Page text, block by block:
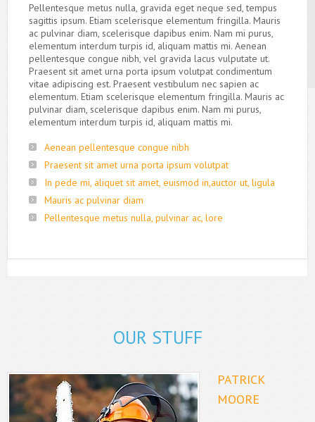
Pellentesque metus nulla, gravida eget neque sed, tempus
sagittis ipsum. Etiam scelerisque elementum fringilla. Mauris
ac pulvinar diam, scelerisque dapibus enim. Nam mi purus,
elementum interdum turpis id, aliquam mattis mi. Aenean
pellentesque congue nibh, vel gravida lacus vulputate ut.
Praesent sit amet urna porta ipsum volutpat condimentum
vitae adipiscing est. Praesent vestibulum nec sapien ac
elementum. Etiam scelerisque elementum fringilla. Mauris ac
pulvinar diam, scelerisque dapibus enim. Nam mi purus,
elementum interdum turpis id, aliquam mattis mi.
Aenean pellentesque congue nibh
Praesent sit amet urna porta ipsum volutpat
In pede mi, aliquet sit amet, euismod in,auctor ut, ligula
Mauris ac pulvinar diam
Pellentesque metus nulla, pulvinar ac, lore
OUR STUFF
PATRICK
MOORE